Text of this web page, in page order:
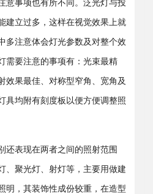
意事项也有所不同。泛光灯与投
建立过多，这样在视觉效果上就
多注意体会灯光参数及对整个效
需要注意的事项有：光束最精
效果最佳、对称型窄角、宽角及
具均附有刻度板以便方便调整照
表现在两者之间的照射范围
、聚光灯、射灯等，主要用做建
明，其装饰性成份较重，在造型